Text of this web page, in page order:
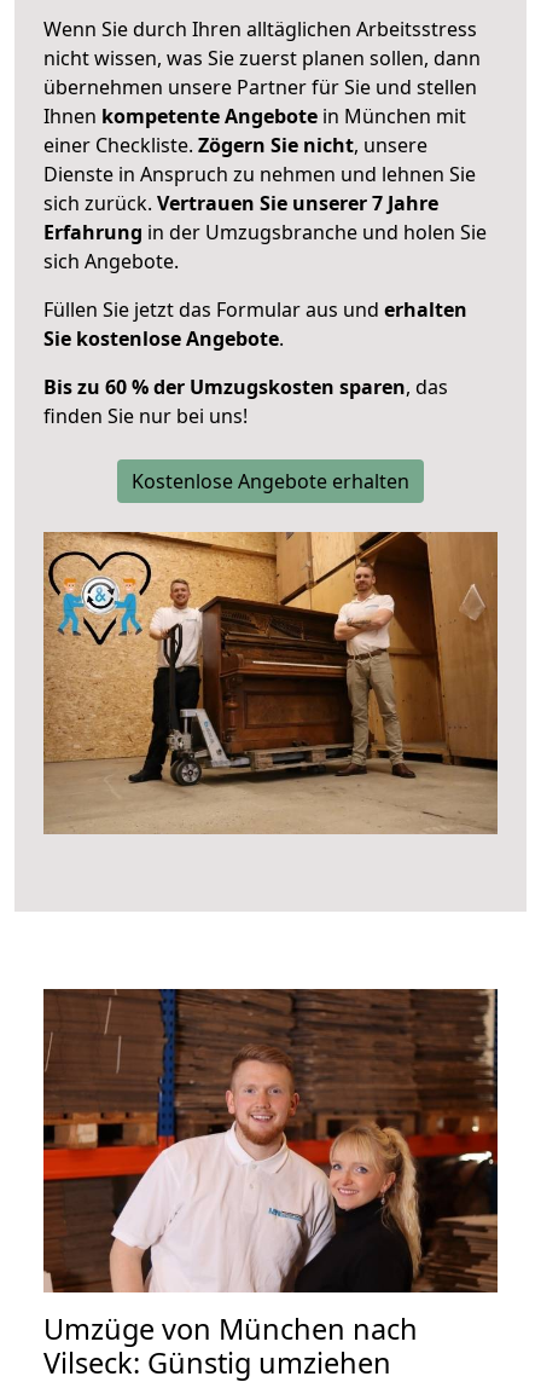
Wenn Sie durch Ihren alltäglichen Arbeitsstress
nicht wissen, was Sie zuerst planen sollen, dann
übernehmen unsere Partner für Sie und stellen
Ihnen kompetente Angebote in München mit
einer Checkliste. Zögern Sie nicht, unsere
Dienste in Anspruch zu nehmen und lehnen Sie
sich zurück. Vertrauen Sie unserer 7 Jahre
Erfahrung in der Umzugsbranche und holen Sie
sich Angebote.
Füllen Sie jetzt das Formular aus und erhalten
Sie kostenlose Angebote.
Bis zu 60 % der Umzugskosten sparen, das
finden Sie nur bei uns!
Kostenlose Angebote erhalten
Umzüge von München nach
Vilseck: Günstig umziehen